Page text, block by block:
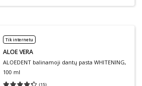
Tik internetu
ALOE VERA
ALOEDENT balinamoji dantų pasta WHITENING,
100 ml
(15)